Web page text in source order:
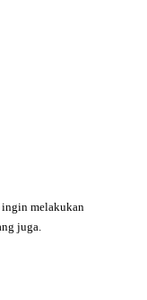
ingin melakukan
juga.